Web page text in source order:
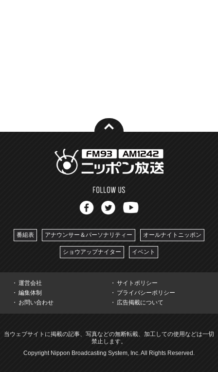
番組表 アナウンサー＆パーソナリティー オールナイトニッポン
ショウアップナイター イベント
運営会社
サイトポリシー
編集体制
プライバシーポリシー
お問い合わせ
広告掲載について
当ウェブサイトに掲載の記事、写真などの無断転載、加工しての使用などは一切
禁止します。
Copyright Nippon Broadcasting System, Inc. All Rights Reserved.